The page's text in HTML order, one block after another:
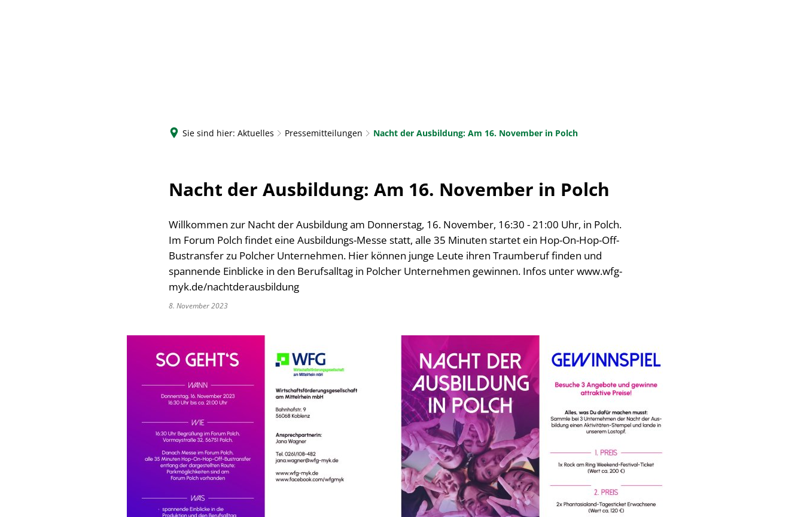
Sie sind hier: Aktuelles Pressemitteilungen Nacht der Ausbildung: Am 16. November in Polch
Nacht der Ausbildung: Am 16. November in Polch
Willkommen zur Nacht der Ausbildung am Donnerstag, 16. November, 16:30 - 21:00 Uhr, in Polch.
Im Forum Polch findet eine Ausbildungs-Messe statt, alle 35 Minuten startet ein Hop-On-Hop-Off-
Bustransfer zu Polcher Unternehmen. Hier können junge Leute ihren Traumberuf finden und
spannende Einblicke in den Berufsalltag in Polcher Unternehmen gewinnen. Infos unter www.wfg-
myk.de/nachtderausbildung
8. November 2023